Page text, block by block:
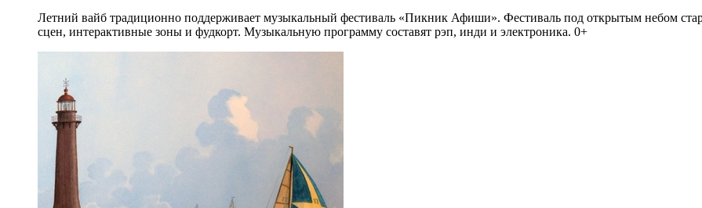
Летний вайб традиционно поддерживает музыкальный фестиваль «Пикник Афиши». Фестиваль под открытым небом
сцен, интерактивные зоны и фудкорт. Музыкальную программу составят рэп, инди и электроника. 0+